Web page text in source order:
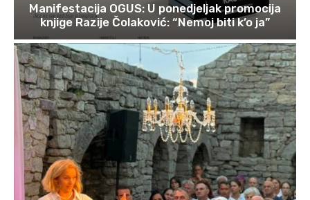
Manifestacija OGUS: U ponedjeljak promocija
knjige Razije Čolaković: “Nemoj biti k’o ja”